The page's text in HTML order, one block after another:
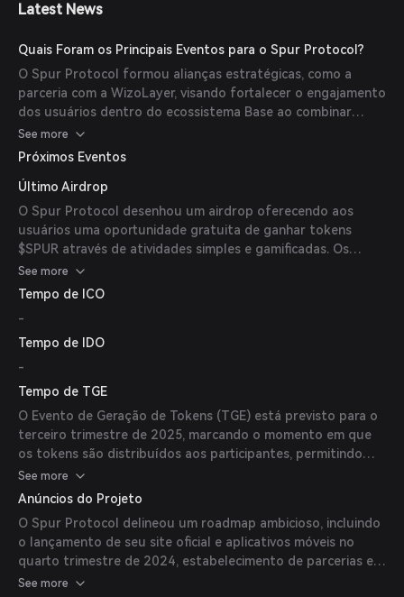
Latest News
Quais Foram os Principais Eventos para o Spur Protocol?
O Spur Protocol formou alianças estratégicas, como a
parceria com a WizoLayer, visando fortalecer o engajamento
dos usuários dentro do ecossistema Base ao combinar
ferramentas educativas com incentivos para usuários. Além
disso, a plataforma atraiu mais de 2 milhões de usuários
See more
Próximos Eventos
Último Airdrop
O Spur Protocol desenhou um airdrop oferecendo aos
usuários uma oportunidade gratuita de ganhar tokens
$SPUR através de atividades simples e gamificadas. Os
participantes precisam baixar o aplicativo Spur Protocol, se
registrar usando um código de referência e completar
tarefas dentro do aplicativo.
See more
Tempo de ICO
-
Tempo de IDO
-
Tempo de TGE
O Evento de Geração de Tokens (TGE) está previsto para o
terceiro trimestre de 2025, marcando o momento em que
os tokens são distribuídos aos participantes, permitindo
que negociem ou utilizem seus tokens dentro do
ecossistema.
See more
Anúncios do Projeto
O Spur Protocol delineou um roadmap ambicioso, incluindo
o lançamento de seu site oficial e aplicativos móveis no
quarto trimestre de 2024, estabelecimento de parcerias e
introdução de novas funcionalidades como 'Teach to Earn' e
See more